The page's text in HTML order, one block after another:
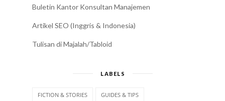
Buletin Kantor Konsultan Manajemen
Artikel SEO (Inggris & Indonesia)
Tulisan di Majalah/Tabloid
LABELS
FICTION & STORIES GUIDES & TIPS